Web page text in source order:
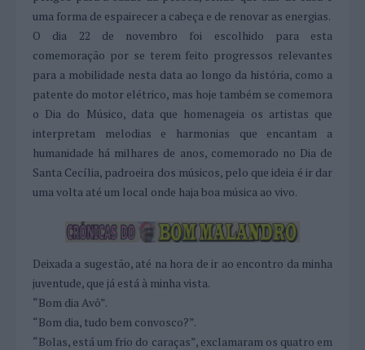
uma forma de espairecer a cabeça e de renovar as energias.
O dia 22 de novembro foi escolhido para esta
comemoração por se terem feito progressos relevantes
para a mobilidade nesta data ao longo da história, como a
patente do motor elétrico, mas hoje também se comemora
o Dia do Músico, data que homenageia os artistas que
interpretam melodias e harmonias que encantam a
humanidade há milhares de anos, comemorado no Dia de
Santa Cecília, padroeira dos músicos, pelo que ideia é ir dar
uma volta até um local onde haja boa música ao vivo.
Deixada a sugestão, até na hora de ir ao encontro da minha
juventude, que já está à minha vista.
“Bom dia Avô”.
“Bom dia, tudo bem convosco?”.
“Bolas, está um frio do caraças”, exclamaram os quatro em